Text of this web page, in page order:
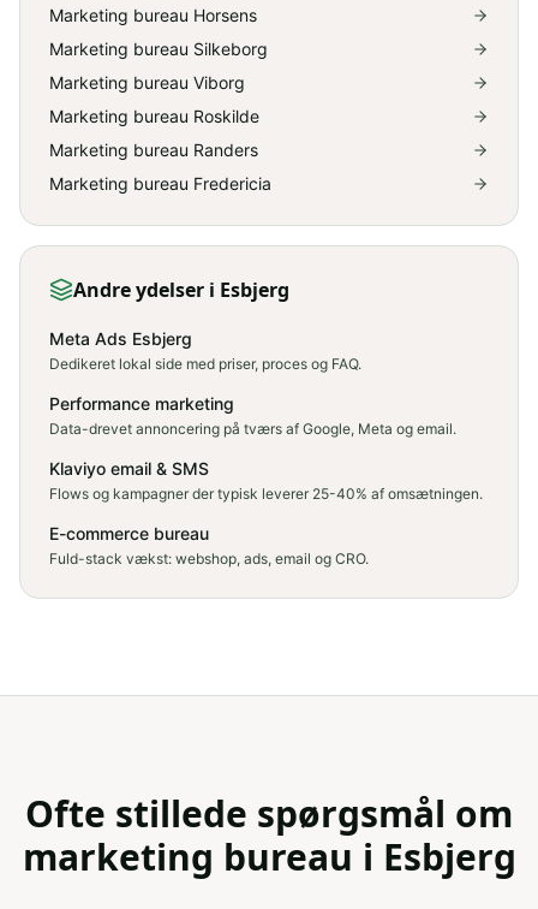
Marketing bureau Horsens
Marketing bureau Silkeborg
Marketing bureau Viborg
Marketing bureau Roskilde
Marketing bureau Randers
Marketing bureau Fredericia
Andre ydelser i Esbjerg
Meta Ads Esbjerg
Dedikeret lokal side med priser, proces og FAQ.
Performance marketing
Data-drevet annoncering på tværs af Google, Meta og email.
Klaviyo email & SMS
Flows og kampagner der typisk leverer 25-40% af omsætningen.
E-commerce bureau
Fuld-stack vækst: webshop, ads, email og CRO.
Ofte stillede spørgsmål om
marketing bureau i Esbjerg